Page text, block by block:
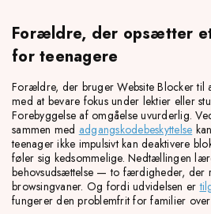
Forældre, der opsætter
for teenagere
Forældre, der bruger Website Blocker til
med at bevare fokus under lektier eller
Forebyggelse af omgåelse uvurderlig.
sammen med adgangskodebeskyttelse
teenager ikke impulsivt kan deaktivere
føler sig kedsommelige. Nedtællingen
behovsudsættelse — to færdigheder, der
browsingvaner. Og fordi udvidelsen er
fungerer den problemfrit for familier